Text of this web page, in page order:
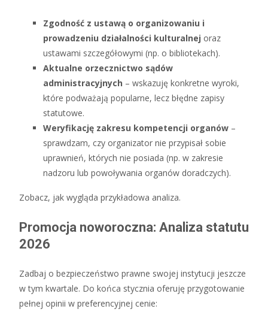
Zgodność z ustawą o organizowaniu i
prowadzeniu działalności kulturalnej oraz
ustawami szczegółowymi (np. o bibliotekach).
Aktualne orzecznictwo sądów
administracyjnych – wskazuję konkretne wyroki,
które podważają popularne, lecz błędne zapisy
statutowe.
Weryfikację zakresu kompetencji organów –
sprawdzam, czy organizator nie przypisał sobie
uprawnień, których nie posiada (np. w zakresie
nadzoru lub powoływania organów doradczych).
Zobacz, jak wygląda przykładowa analiza.
Promocja noworoczna: Analiza statutu
2026
Zadbaj o bezpieczeństwo prawne swojej instytucji jeszcze
w tym kwartale. Do końca stycznia oferuję przygotowanie
pełnej opinii w preferencyjnej cenie: